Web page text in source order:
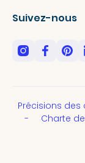
Suivez-nous
Précisions des
Charte